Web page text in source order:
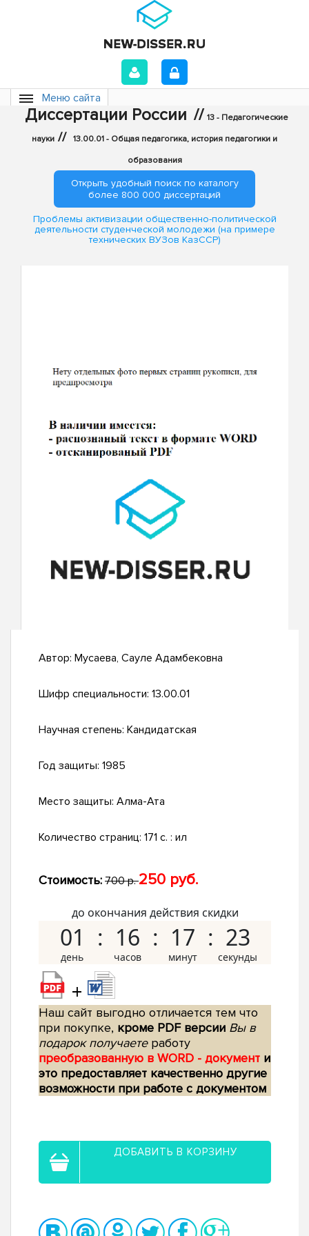
Меню сайта
Диссертации России // 13 - Педагогические
науки // 13.00.01 - Общая педагогика, история педагогики и
образования
Открыть удобный поиск по каталогу
более 800 000 диссертаций
Проблемы активизации общественно-политической
деятельности студенческой молодежи (на примере
технических ВУЗов КазССР)
Автор: Мусаева, Сауле Адамбековна
Шифр специальности: 13.00.01
Научная степень: Кандидатская
Год защиты: 1985
Место защиты: Алма-Ата
Количество страниц: 171 c. : ил
Стоимость: 700 р.250 руб.
до окончания действия скидки
01 16 17 22
+
Наш сайт выгодно отличается тем что
при покупке, кроме PDF версии Вы в
подарок получаетеработу
преобразованную в WORD - документ и
это предоставляет качественно другие
возможности при работе с документом
ДОБАВИТЬ В КОРЗИНУ